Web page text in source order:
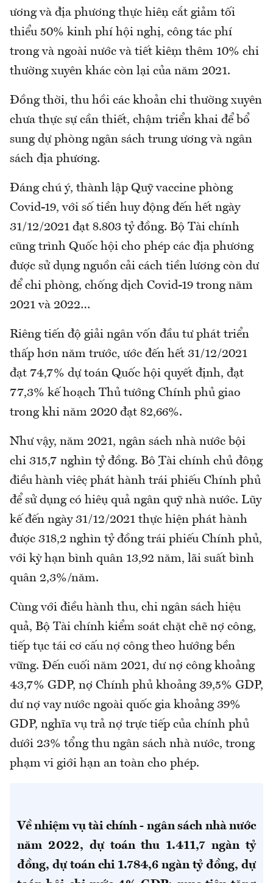
ương và địa phương thực hiện cắt giảm tối
thiểu 50% kinh phí hội nghị, công tác phí
trong và ngoài nước và tiết kiệm thêm 10% chi
thường xuyên khác còn lại của năm 2021.
Đồng thời, thu hồi các khoản chi thường xuyên
chưa thực sự cần thiết, chậm triển khai để bổ
sung dự phòng ngân sách trung ương và ngân
sách địa phương.
Đáng chú ý, thành lập Quỹ vaccine phòng
Covid-19, với số tiền huy động đến hết ngày
31/12/2021 đạt 8.803 tỷ đồng. Bộ Tài chính
cũng trình Quốc hội cho phép các địa phương
được sử dụng nguồn cải cách tiền lương còn dư
để chi phòng, chống dịch Covid-19 trong năm
2021 và 2022…
Riêng tiến độ giải ngân vốn đầu tư phát triển
thấp hơn năm trước, ước đến hết 31/12/2021
đạt 74,7% dự toán Quốc hội quyết định, đạt
77,3% kế hoạch Thủ tướng Chính phủ giao
trong khi năm 2020 đạt 82,66%.
Như vậy, năm 2021, ngân sách nhà nước bội
chi 315,7 nghìn tỷ đồng. Bộ Tài chính chủ động
điều hành việc phát hành trái phiếu Chính phủ
để sử dụng có hiệu quả ngân quỹ nhà nước. Lũy
kế đến ngày 31/12/2021 thực hiện phát hành
được 318,2 nghìn tỷ đồng trái phiếu Chính phủ,
với kỳ hạn bình quân 13,92 năm, lãi suất bình
quân 2,3%/năm.
Cùng với điều hành thu, chi ngân sách hiệu
quả, Bộ Tài chính kiểm soát chặt chẽ nợ công,
tiếp tục tái cơ cấu nợ công theo hướng bền
vững. Đến cuối năm 2021, dư nợ công khoảng
43,7% GDP, nợ Chính phủ khoảng 39,5% GDP,
dư nợ vay nước ngoài quốc gia khoảng 39%
GDP, nghĩa vụ trả nợ trực tiếp của chính phủ
dưới 23% tổng thu ngân sách nhà nước, trong
phạm vi giới hạn an toàn cho phép.
Về nhiệm vụ tài chính - ngân sách nhà nước
năm 2022, dự toán thu 1.411,7 ngàn tỷ
đồng, dự toán chi 1.784,6 ngàn tỷ đồng, dự